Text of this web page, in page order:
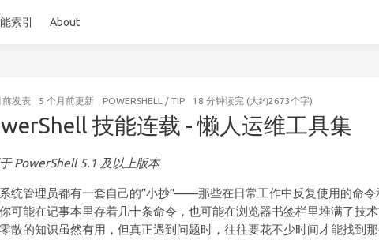
索引 About
前发表 5 个月前更新 POWERSHELL / TIP 18 分钟读完 (大约2673个字)
技能连载 - 懒人运维工具集
PowerShell 5.1 及以上版本
统管理员都有一套自己的”小抄”——那些在日常工作中反复使用的命令
可能在记事本里存着几十条命令，也可能在浏览器书签栏里堆满了技术
散的知识虽然有用，但真正遇到问题时，往往要花不少时间才能找到